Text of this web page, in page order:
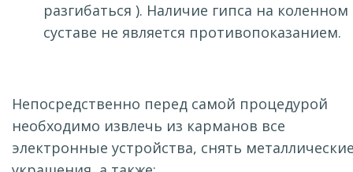
разгибаться ). Наличие гипса на коленном
суставе не является противопоказанием.
Непосредственно перед самой процедурой
необходимо извлечь из карманов все
электронные устройства, снять